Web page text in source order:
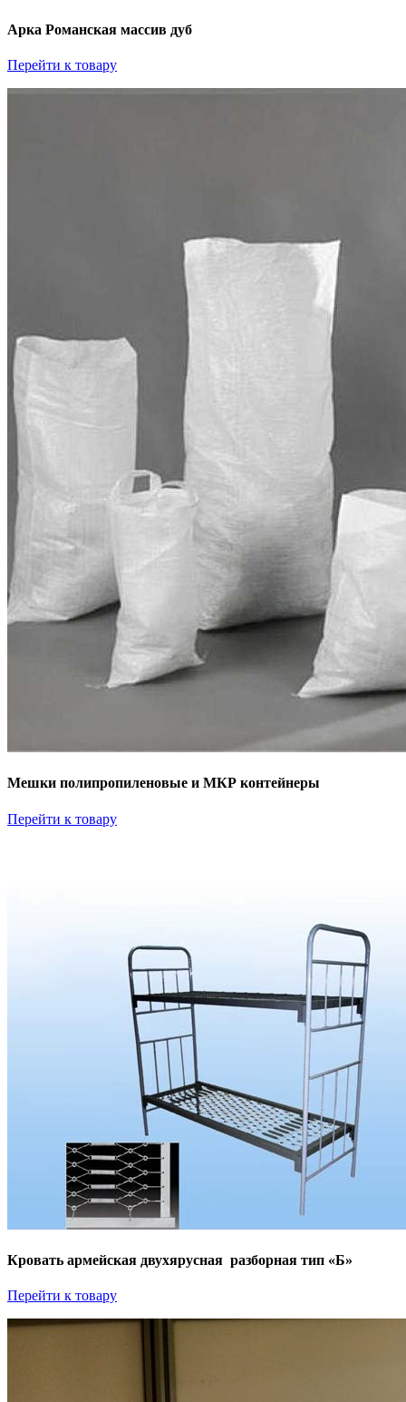
Арка Романская массив дуб
Перейти к товару
Мешки полипропиленовые и МКР контейнеры
Перейти к товару
Кровать армейская двухярусная разборная тип «Б»
Перейти к товару